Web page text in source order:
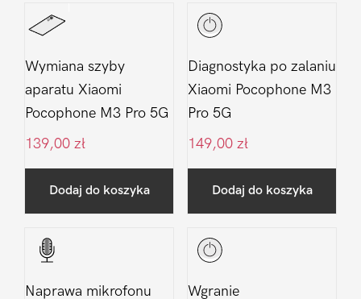
Wymiana szyby
aparatu Xiaomi
Pocophone M3 Pro 5G
139,00 zł
Dodaj do koszyka
Diagnostyka po zalaniu
Xiaomi Pocophone M3
Pro 5G
149,00 zł
Dodaj do koszyka
Naprawa mikrofonu
Wgranie